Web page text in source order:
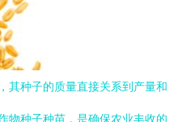
其种子的质量直接关系到产量和
物种子种苗，是确保农业丰收的